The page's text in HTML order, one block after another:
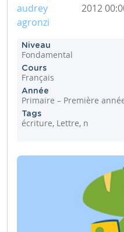
audrey
agronzi
2012
Niveau
Fondamental
Cours
Français
Année
Primaire – Première
Tags
écriture, Lettre, n